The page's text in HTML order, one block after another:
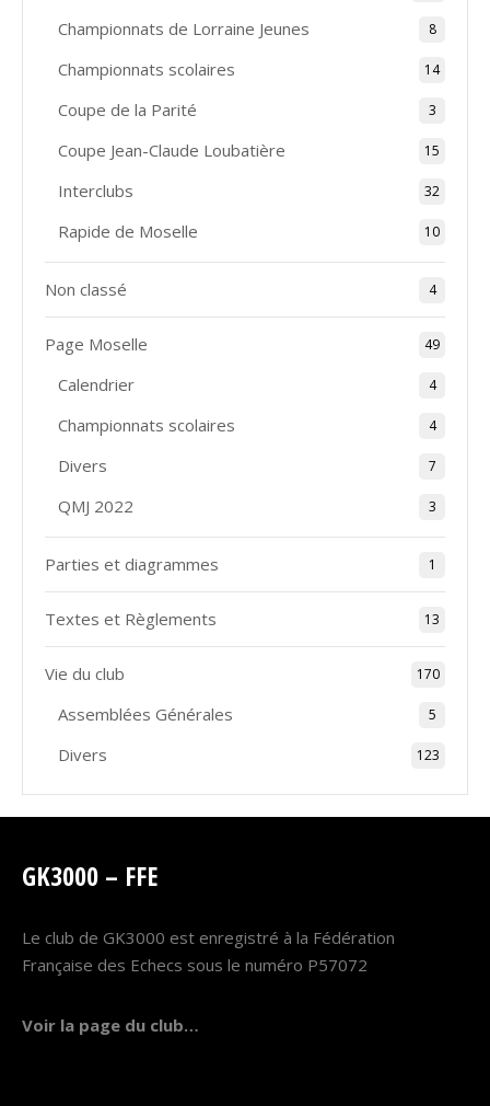
Championnats de Lorraine Jeunes 8
Championnats scolaires 14
Coupe de la Parité 3
Coupe Jean-Claude Loubatière 15
Interclubs 32
Rapide de Moselle 10
Non classé 4
Page Moselle 49
Calendrier 4
Championnats scolaires 4
Divers 7
QMJ 2022 3
Parties et diagrammes 1
Textes et Règlements 13
Vie du club 170
Assemblées Générales 5
Divers 123
GK3000 – FFE
Le club de GK3000 est enregistré à la Fédération
Française des Echecs sous le numéro P57072
Voir la page du club…